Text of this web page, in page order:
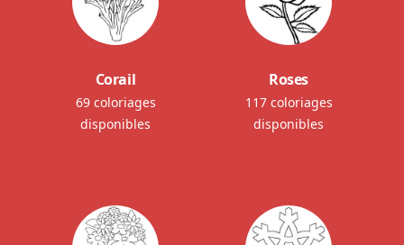
Corail
69 coloriages
disponibles
Roses
117 coloriages
disponibles